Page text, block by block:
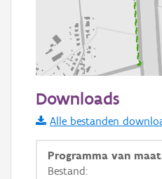
Informatie Vlaanderen
i
Downloads
Alle bestanden
Programma van
Bestand: